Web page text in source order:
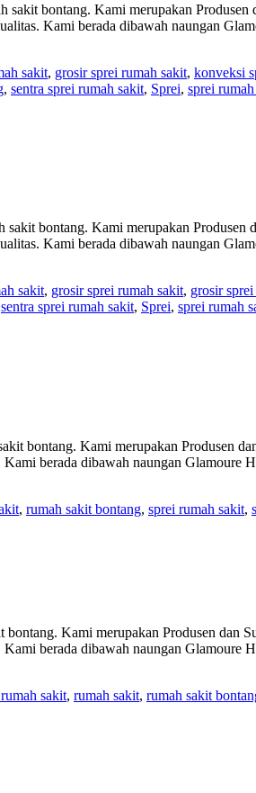
bontang. Kami merupakan Produsen
Kami berada dibawah naungan
sakit, grosir sprei rumah sakit, konveksi
, sentra sprei rumah sakit, Sprei, sprei
bontang. Kami merupakan Produsen
Kami berada dibawah naungan
sakit, grosir sprei rumah sakit, grosir
sentra sprei rumah sakit, Sprei, sprei rumah
bontang. Kami merupakan Produsen
berada dibawah naungan Glamoure
, rumah sakit bontang, sprei rumah sakit,
Kami merupakan Produsen dan
berada dibawah naungan Glamoure
sakit, rumah sakit, rumah sakit